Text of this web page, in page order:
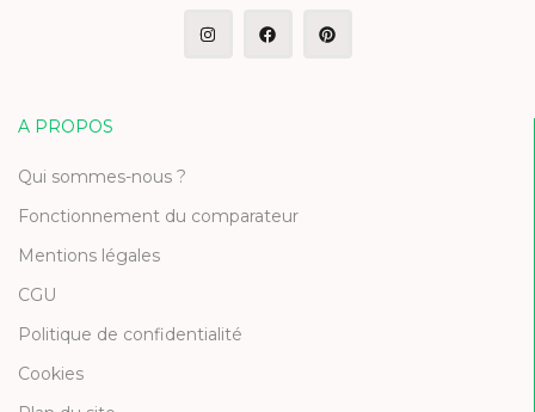
A PROPOS
Qui sommes-nous ?
Fonctionnement du comparateur
Mentions légales
CGU
Politique de confidentialité
Cookies